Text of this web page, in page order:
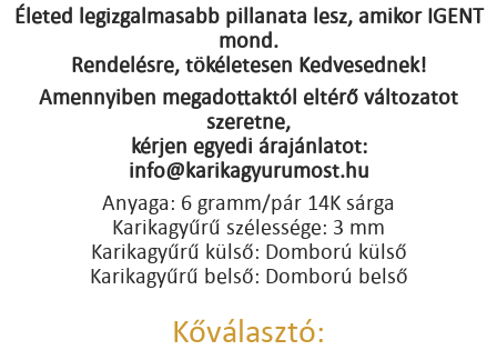
Életed legizgalmasabb pillanata lesz, amikor IGENT
mond.
Rendelésre, tökéletesen Kedvesednek!
Amennyiben megadottaktól eltérő változatot
szeretne,
kérjen egyedi árajánlatot:
info@karikagyurumost.hu
Anyaga: 6 gramm/pár 14K sárga
Karikagyűrű szélessége: 3 mm
Karikagyűrű külső: Domború külső
Karikagyűrű belső: Domború belső
Kőválasztó: